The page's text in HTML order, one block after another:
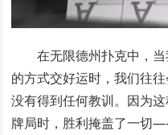
在无限德州扑克中，
的方式交好运时，我们往
没有得到任何教训。因为
牌局时，胜利掩盖了一切